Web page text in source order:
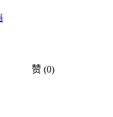
赞 (0)